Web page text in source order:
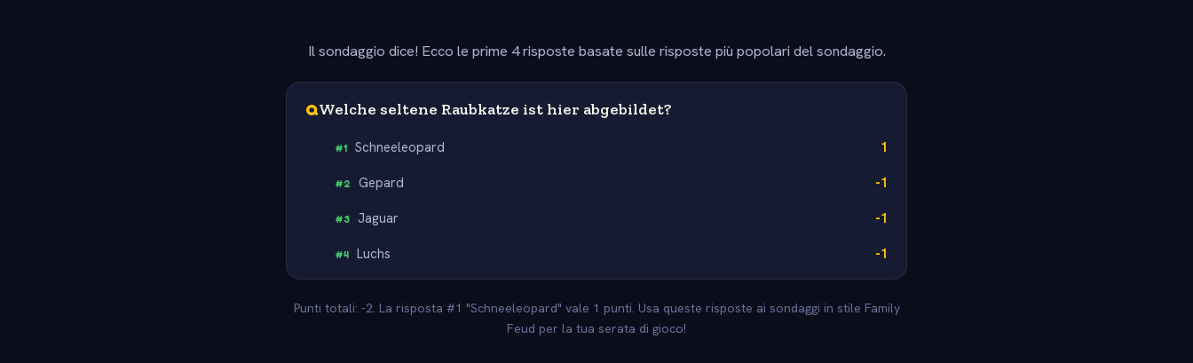
Il sondaggio dice! Ecco le prime 4 risposte basate sulle risposte più popolari del sondaggio.
QWelche seltene Raubkatze ist hier abgebildet?
#1 Schneeleopard 1
#2 Gepard -1
#3 Jaguar -1
#4 Luchs -1
Punti totali: -2. La risposta #1 "Schneeleopard" vale 1 punti. Usa queste risposte ai sondaggi in stile Family
Feud per la tua serata di gioco!